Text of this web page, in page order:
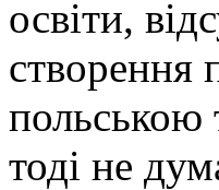
освіти,
створення
польською
тоді не